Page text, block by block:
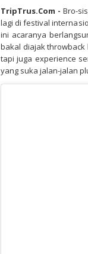
TripTrus.Com - Bro-
lagi di festival
ini acaranya
bakal diajak throwback
tapi juga experience
yang suka jalan-jalan